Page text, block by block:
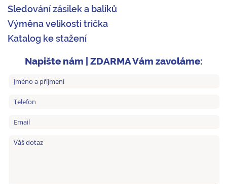
Sledování zásilek a balíků
Výměna velikosti trička
Katalog ke stažení
Napište nám | ZDARMA Vám zavoláme: